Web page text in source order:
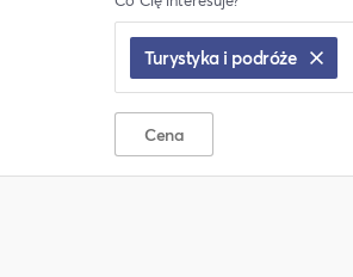
Turystyka i podróże
Cena